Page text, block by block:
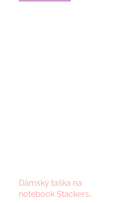
Dámský taška na
notebook Stackers